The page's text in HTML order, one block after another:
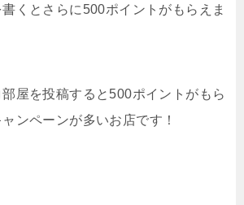
くとさらに500ポイントがもらえま
屋を投稿すると500ポイントがもら
ンペーンが多いお店です！